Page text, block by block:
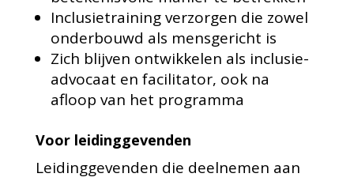
Inclusietraining verzorgen die zowel
onderbouwd als mensgericht is
Zich blijven ontwikkelen als inclusie-
advocaat en facilitator, ook na
afloop van het programma
Voor leidinggevenden
Leidinggevenden die deelnemen aan